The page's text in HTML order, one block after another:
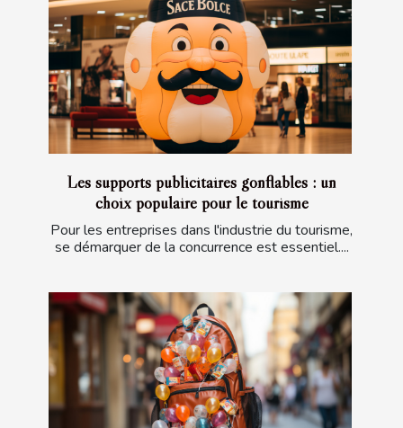
Les supports publicitaires gonflables : un
choix populaire pour le tourisme
Pour les entreprises dans l'industrie du tourisme,
se démarquer de la concurrence est essentiel....